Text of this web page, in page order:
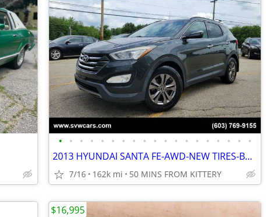
• • • • • • • • • • • • • • • • • • •
2013 HYUNDAI SANTA FE-AWD-NEW TIRES-BACKUP CAMERA-LEATHER
7/16 162k mi 50 MINS FROM KITTERY
$16,995